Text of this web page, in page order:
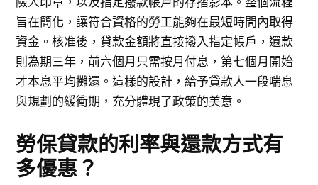
旨在簡化，讓符合資格的勞工能夠在最短時間內取得
資金。核准後，貸款金額將直接撥入指定帳戶，還款
則為期三年，前六個月只需按月付息，第七個月開始
才本息平均攤還。這樣的設計，給予貸款人一段喘息
與規劃的緩衝期，充分體現了政策的美意。
勞保貸款的利率與還款方式有
多優惠？